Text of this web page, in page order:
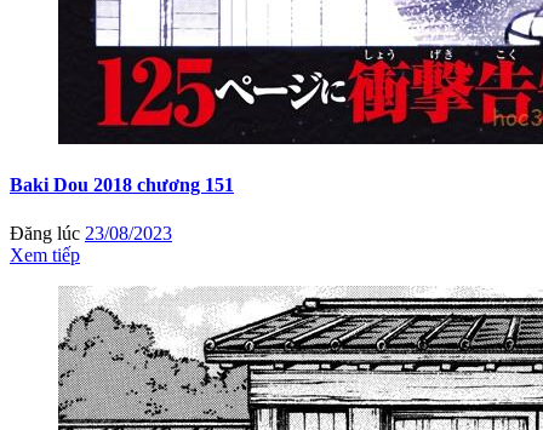
Baki Dou 2018 chương 151
Đăng lúc 23/08/2023
Xem tiếp